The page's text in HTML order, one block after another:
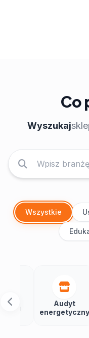
Co
Wyszukaj
Wszystkie
energetyczny